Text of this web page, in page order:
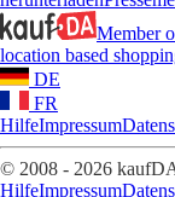
Member
location based
DE
FR
HilfeImpressum
© 2008 - 2026
HilfeImpressum